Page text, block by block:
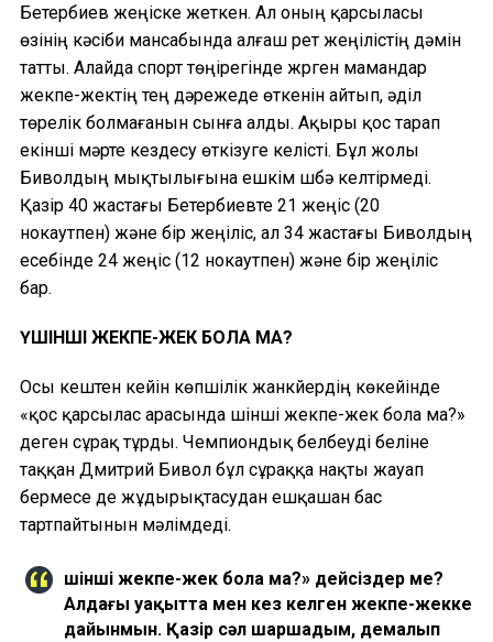
Бетербиев жеңіске жеткен. Ал оның қарсыласы
өзінің кәсіби мансабында алғаш рет жеңілістің дәмін
татты. Алайда спорт төңірегінде жүрген мамандар
жекпе-жектің тең дәрежеде өткенін айтып, әділ
төрелік болмағанын сынға алды. Ақыры қос тарап
екінші мәрте кездесу өткізуге келісті. Бұл жолы
Биволдың мықтылығына ешкім шүбә келтірмеді.
Қазір 40 жастағы Бетербиевте 21 жеңіс (20
нокаутпен) және бір жеңіліс, ал 34 жастағы Биволдың
есебінде 24 жеңіс (12 нокаутпен) және бір жеңіліс
бар.
ҮШІНШІ ЖЕКПЕ-ЖЕК БОЛА МА?
Осы кештен кейін көпшілік жанкүйердің көкейінде
«қос қарсылас арасында үшінші жекпе-жек бола ма?»
деген сұрақ тұрды. Чемпиондық белбеуді беліне
таққан Дмитрий Бивол бұл сұраққа нақты жауап
бермесе де жұдырықтасудан ешқашан бас
тартпайтынын мәлімдеді.
Үшінші жекпе-жек бола ма?» дейсіздер ме?
Алдағы уақытта мен кез келген жекпе-жекке
дайынмын. Қазір сәл шаршадым, демалып